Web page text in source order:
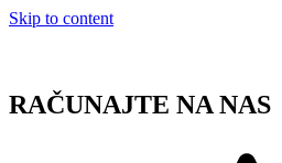
Skip to content
RAČUNAJTE NA NAS